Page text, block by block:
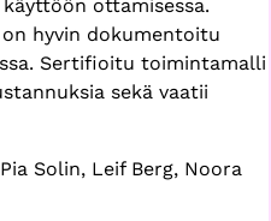
ottamisessa.
hyvin dokumentoitu
Sertifioitu toimintamalli
sekä vaatii
Solin, Leif Berg, Noora